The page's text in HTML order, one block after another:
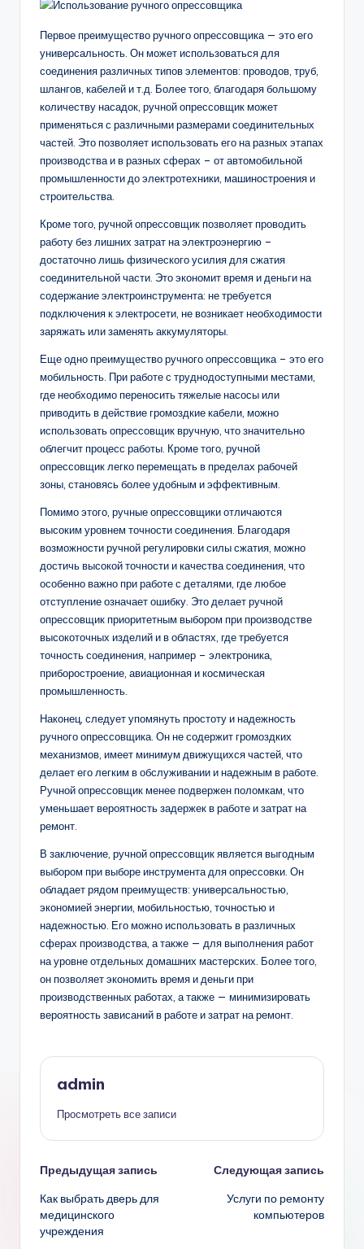
Первое преимущество ручного опрессовщика — это его
универсальность. Он может использоваться для
соединения различных типов элементов: проводов, труб,
шлангов, кабелей и т.д. Более того, благодаря большому
количеству насадок, ручной опрессовщик может
применяться с различными размерами соединительных
частей. Это позволяет использовать его на разных этапах
производства и в разных сферах – от автомобильной
промышленности до электротехники, машиностроения и
строительства.
Кроме того, ручной опрессовщик позволяет проводить
работу без лишних затрат на электроэнергию –
достаточно лишь физического усилия для сжатия
соединительной части. Это экономит время и деньги на
содержание электроинструмента: не требуется
подключения к электросети, не возникает необходимости
заряжать или заменять аккумуляторы.
Еще одно преимущество ручного опрессовщика – это его
мобильность. При работе с труднодоступными местами,
где необходимо переносить тяжелые насосы или
приводить в действие громоздкие кабели, можно
использовать опрессовщик вручную, что значительно
облегчит процесс работы. Кроме того, ручной
опрессовщик легко перемещать в пределах рабочей
зоны, становясь более удобным и эффективным.
Помимо этого, ручные опрессовщики отличаются
высоким уровнем точности соединения. Благодаря
возможности ручной регулировки силы сжатия, можно
достичь высокой точности и качества соединения, что
особенно важно при работе с деталями, где любое
отступление означает ошибку. Это делает ручной
опрессовщик приоритетным выбором при производстве
высокоточных изделий и в областях, где требуется
точность соединения, например – электроника,
приборостроение, авиационная и космическая
промышленность.
Наконец, следует упомянуть простоту и надежность
ручного опрессовщика. Он не содержит громоздких
механизмов, имеет минимум движущихся частей, что
делает его легким в обслуживании и надежным в работе.
Ручной опрессовщик менее подвержен поломкам, что
уменьшает вероятность задержек в работе и затрат на
ремонт.
В заключение, ручной опрессовщик является выгодным
выбором при выборе инструмента для опрессовки. Он
обладает рядом преимуществ: универсальностью,
экономией энергии, мобильностью, точностью и
надежностью. Его можно использовать в различных
сферах производства, а также — для выполнения работ
на уровне отдельных домашних мастерских. Более того,
он позволяет экономить время и деньги при
производственных работах, а также — минимизировать
вероятность зависаний в работе и затрат на ремонт.
admin
Просмотреть все записи
Навигация
записи
Предыдущая запись
Как выбрать дверь для
медицинского
учреждения
Следующая запись
Услуги по ремонту
компьютеров